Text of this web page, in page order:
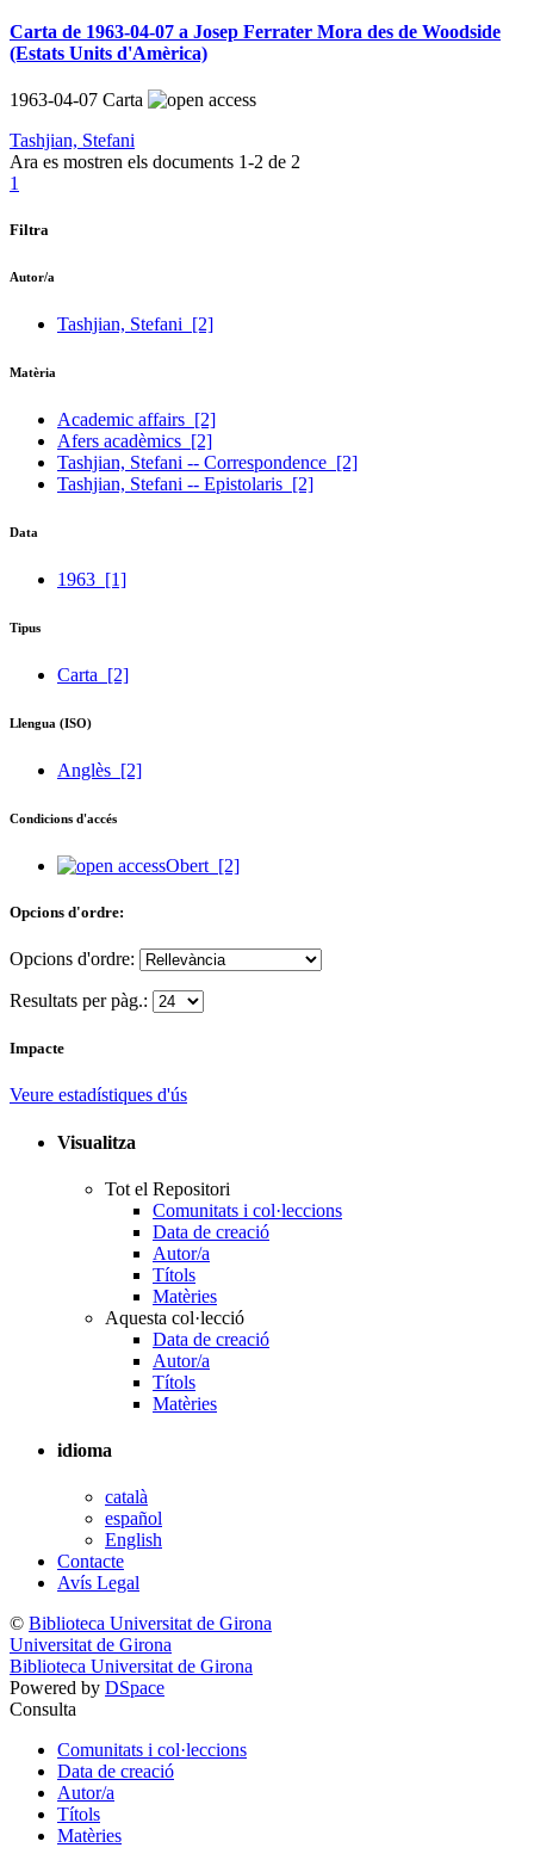
Carta de 1963-04-07 a Josep Ferrater Mora des de Woodside
(Estats Units d'Amèrica)
1963-04-07 Carta
Tashjian, Stefani
Ara es mostren els documents 1-2 de 2
1
Filtra
Autor/a
Tashjian, Stefani [2]
Matèria
Academic affairs [2]
Afers acadèmics [2]
Tashjian, Stefani -- Correspondence [2]
Tashjian, Stefani -- Epistolaris [2]
Data
1963 [1]
Tipus
Carta [2]
Llengua (ISO)
Anglès [2]
Condicions d'accés
Obert [2]
Opcions d'ordre:
Opcions d'ordre:
Resultats per pàg.:
Impacte
Veure estadístiques d'ús
Visualitza
Tot el Repositori
Comunitats i col·leccions
Data de creació
Autor/a
Títols
Matèries
Aquesta col·lecció
Data de creació
Autor/a
Títols
Matèries
idioma
català
español
English
Contacte
Avís Legal
© Biblioteca Universitat de Girona
Universitat de Girona
Biblioteca Universitat de Girona
Powered by DSpace
Consulta
Comunitats i col·leccions
Data de creació
Autor/a
Títols
Matèries